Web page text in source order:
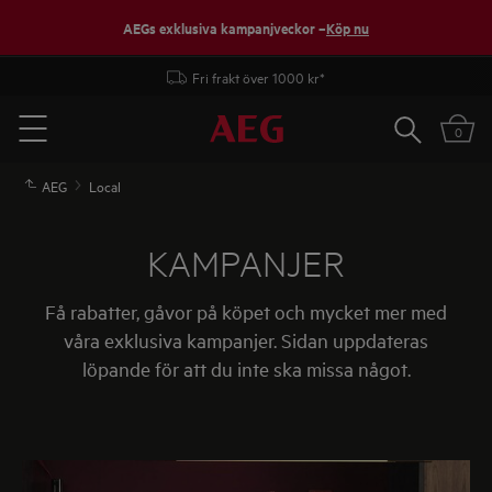
AEGs exklusiva kampanjveckor –Köp nu
Fri frakt över 1000 kr*
Menu
Sök 0
AEG Local
KAMPANJER
Få rabatter, gåvor på köpet och mycket mer med
våra exklusiva kampanjer. Sidan uppdateras
löpande för att du inte ska missa något.